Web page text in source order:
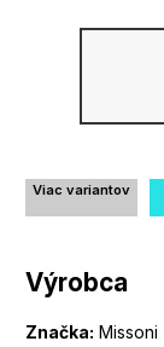
Výrobca
Značka: Missoni
Viac variantov